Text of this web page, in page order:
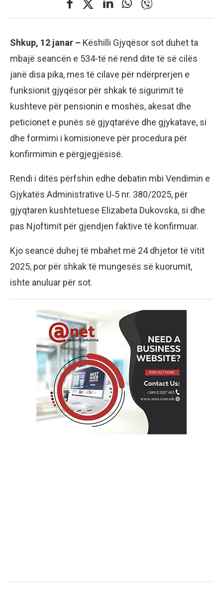
Shkup, 12 janar – Këshilli Gjyqësor sot duhet ta
mbajë seancën e 534-të në rend dite të së cilës
janë disa pika, mes të cilave për ndërprerjen e
funksionit gjyqësor për shkak të sigurimit të
kushteve për pensionin e moshës, akesat dhe
peticionet e punës së gjyqtarëve dhe gjykatave, si
dhe formimi i komisioneve për procedura për
konfirmimin e përgjegjësisë.
Rendi i ditës përfshin edhe debatin mbi Vendimin e
Gjykatës Administrative U‑5 nr. 380/2025, për
gjyqtaren kushtetuese Elizabeta Dukovska, si dhe
pas Njoftimit për gjendjen faktive të konfirmuar.
Kjo seancë duhej të mbahet më 24 dhjetor të vitit
2025, por për shkak të mungesës së kuorumit,
ishte anuluar për sot.